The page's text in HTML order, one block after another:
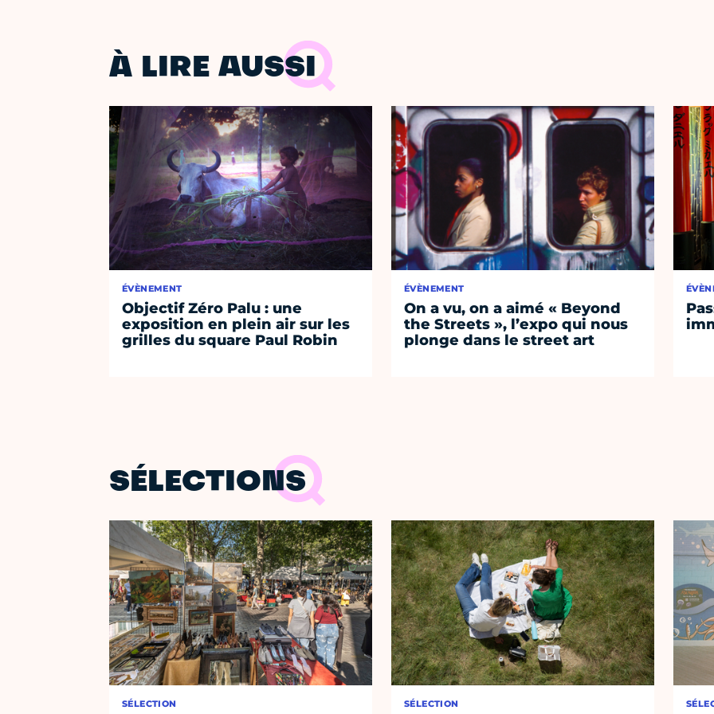
À LIRE AUSSI
ÉVÈNEMENT
Objectif Zéro Palu : une
exposition en plein air sur les
grilles du square Paul Robin
ÉVÈNEMENT
On a vu, on a aimé « Beyond
the Streets », l’expo qui nous
plonge dans le street art
SÉLECTIONS
SÉLECTION SÉLECTION